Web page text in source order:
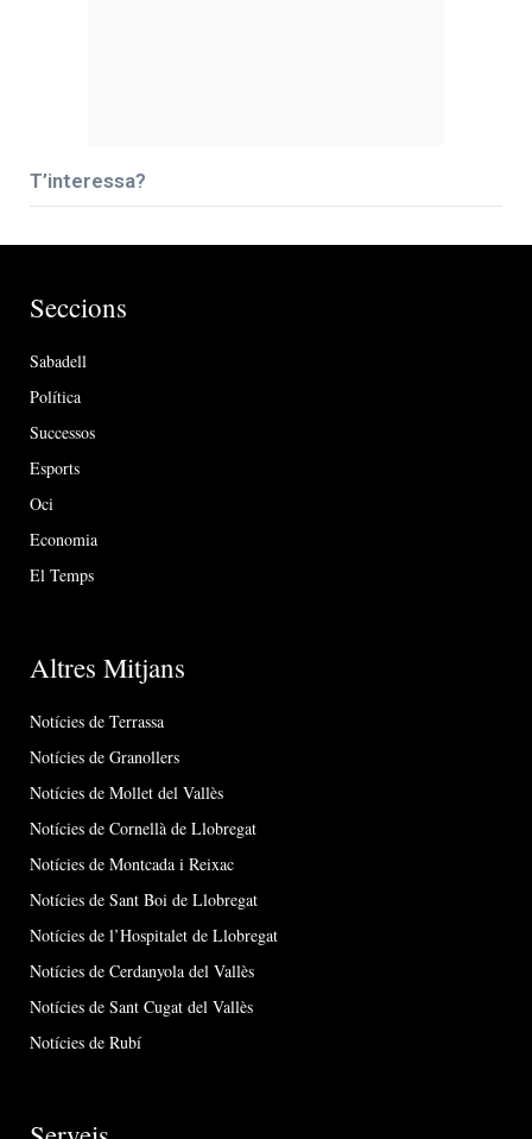
T’interessa?
Seccions
Sabadell
Política
Successos
Esports
Oci
Economia
El Temps
Altres Mitjans
Notícies de Terrassa
Notícies de Granollers
Notícies de Mollet del Vallès
Notícies de Cornellà de Llobregat
Notícies de Montcada i Reixac
Notícies de Sant Boi de Llobregat
Notícies de l’Hospitalet de Llobregat
Notícies de Cerdanyola del Vallès
Notícies de Sant Cugat del Vallès
Notícies de Rubí